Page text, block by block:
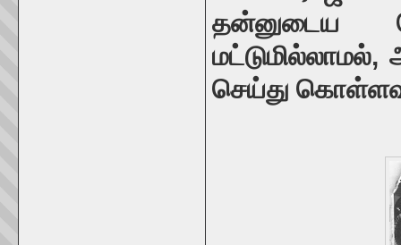
தன்னுடைய
செய்து